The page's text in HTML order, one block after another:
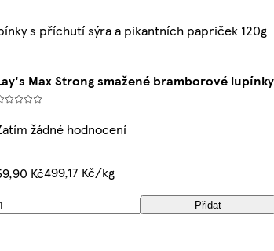
s příchutí sýra a pikantních papriček 120g
Max Strong smažené bramborové
žádné hodnocení
Kč499,17 Kč/kg
Přidat